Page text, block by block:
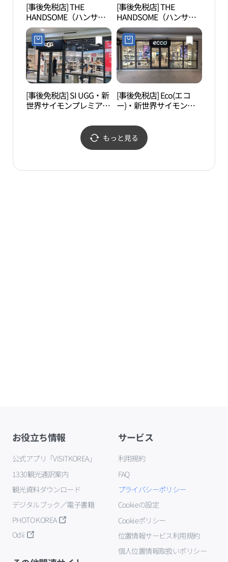
[事後免税店] THE
HANDSOME（ハンサ
ム）Tommy Hilfiger（ト
ミー ヒルフィガー）・
新世界サイモンプレミア
ムアウトレットパジュ
（坡州）店(타미힐피거
신세계사이먼프리미엄아
[事後免税店] THE
HANDSOME（ハンサ
ム）SJSJ・新世界サイ
モンプレミアムアウトレ
ットパジュ（坡州）店
(SJSJ 신세계사이먼프리
미엄아울렛 파주점)
[事後免税店] SI UGG・新
世界サイモンプレミアム
州）店(UGG 신세계사이
먼프리미엄아울렛 파주
[事後免税店] Eco(エコ
ー)・新世界サイモンプ
ジュ（坡州）店(에코 신
세계사이먼프리미엄아울
렛 파주점)
もっと見る
お役立ち情報
公式アプリ「VISITKOREA」
1330観光通訳案内
観光資料ダウンロード
デジタルブック／電子書籍
PHOTO KOREA
Odii
サービス
利用規約
FAQ
プライバシーポリシー
Cookieの設定
Cookieポリシー
位置情報サービス利用規約
個人位置情報取扱いポリシー